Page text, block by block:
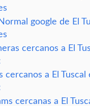
google de El
cercanos a El
cercanos a El Tuscal
cercanas a El